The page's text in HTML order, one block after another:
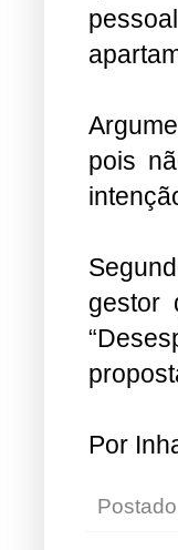
pois
gestor
Por